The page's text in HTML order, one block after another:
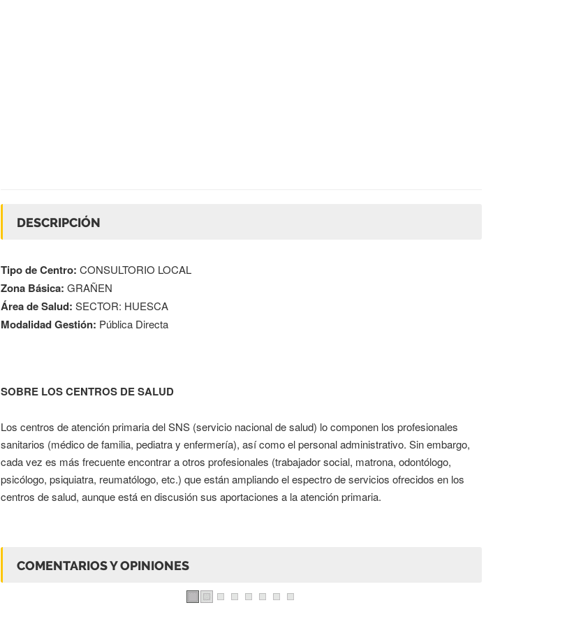
DESCRIPCIÓN
Tipo de Centro: CONSULTORIO LOCAL
Zona Básica: GRAÑEN
Área de Salud: SECTOR: HUESCA
Modalidad Gestión: Pública Directa
SOBRE LOS CENTROS DE SALUD
Los centros de atención primaria del SNS (servicio nacional de salud) lo componen los profesionales
sanitarios (médico de familia, pediatra y enfermería), así como el personal administrativo. Sin embargo,
cada vez es más frecuente encontrar a otros profesionales (trabajador social, matrona, odontólogo,
psicólogo, psiquiatra, reumatólogo, etc.) que están ampliando el espectro de servicios ofrecidos en los
centros de salud, aunque está en discusión sus aportaciones a la atención primaria.
COMENTARIOS Y OPINIONES